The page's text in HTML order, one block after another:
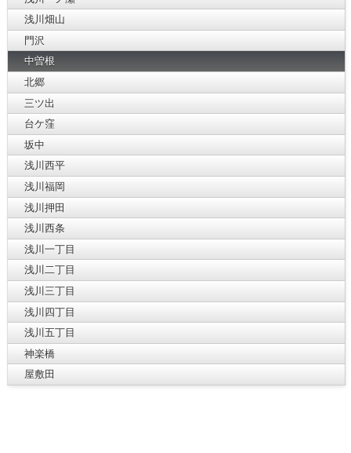
浅川畑山
門沢
中曽根
北郷
三ツ出
台ケ窪
坂中
浅川西平
浅川福岡
浅川押田
浅川西条
浅川一丁目
浅川二丁目
浅川三丁目
浅川四丁目
浅川五丁目
神楽橋
屋敷田